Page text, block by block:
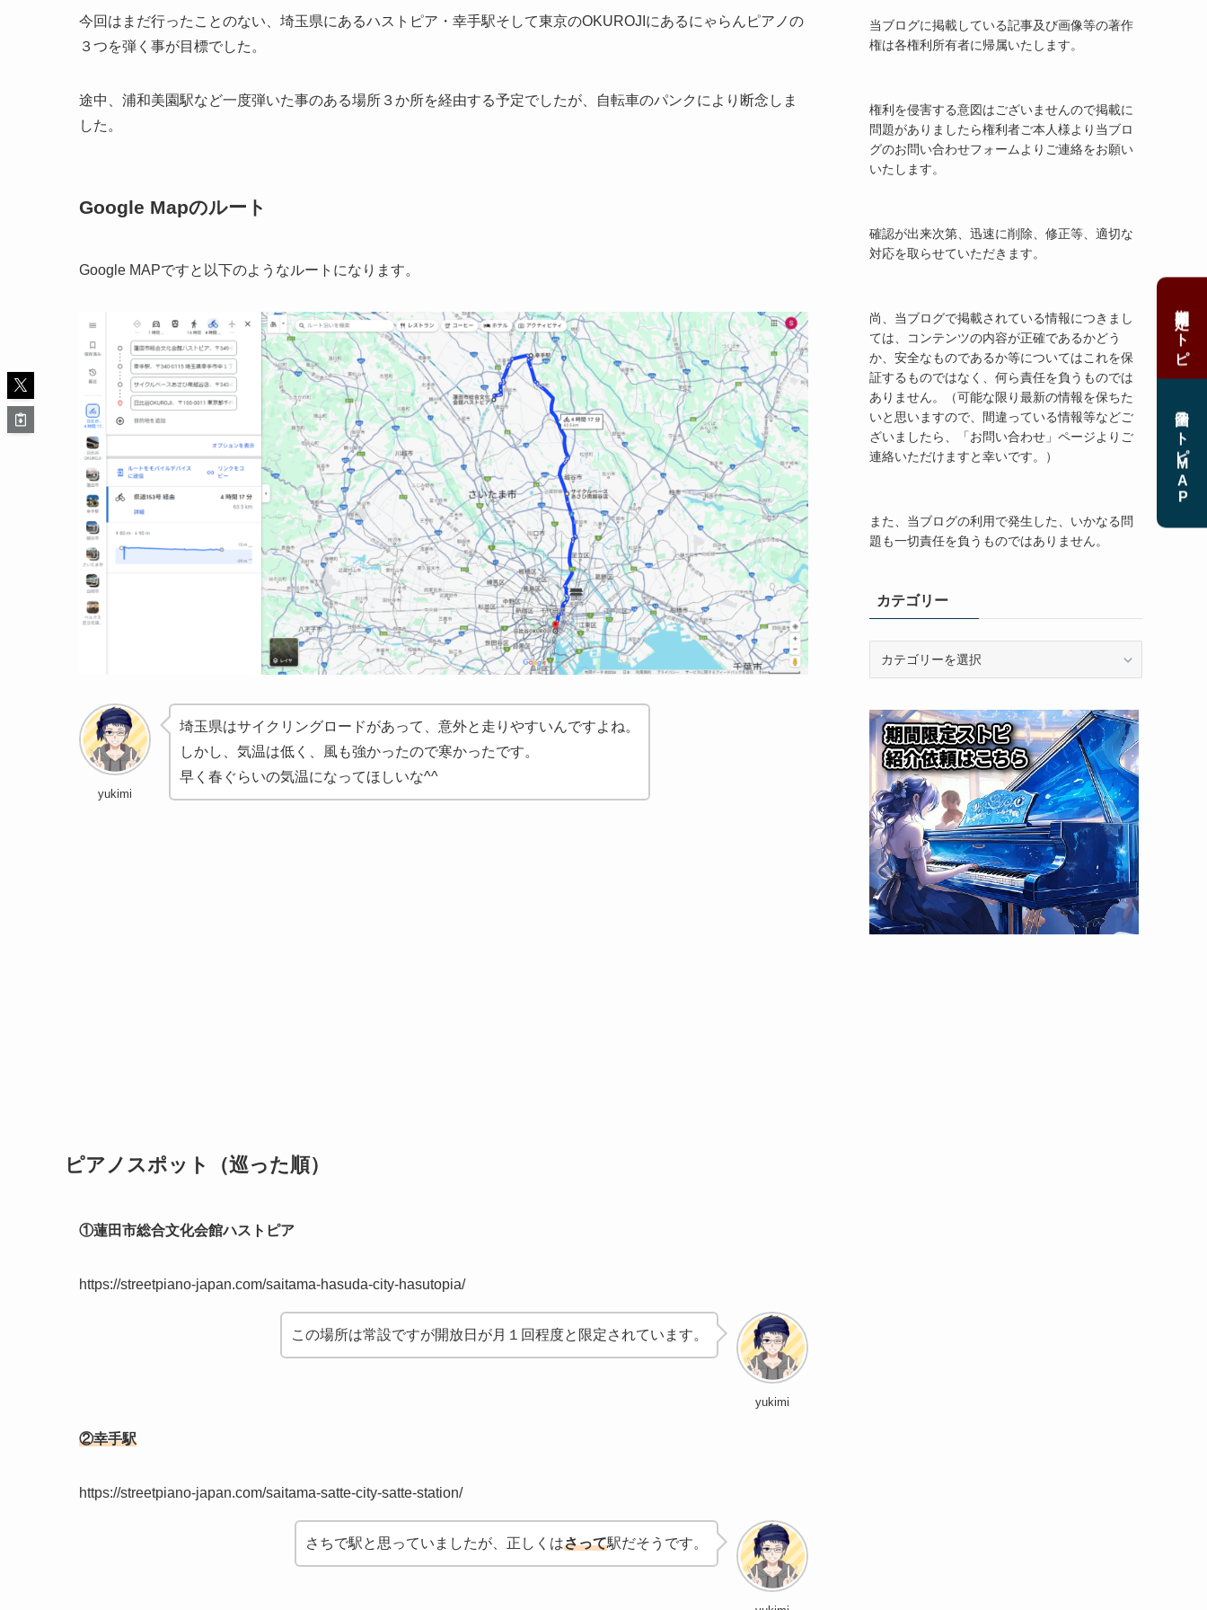
今回はまだ行ったことのない、埼玉県にあるハストピア・幸手駅そして東京のOKUROJIにあるにゃらんピアノの
３つを弾く事が目標でした。
途中、浦和美園駅など一度弾いた事のある場所３か所を経由する予定でしたが、自転車のパンクにより断念しま
した。
Google Mapのルート
Google MAPですと以下のようなルートになります。
yukimi
埼玉県はサイクリングロードがあって、意外と走りやすいんですよね。
しかし、気温は低く、風も強かったので寒かったです。
早く春ぐらいの気温になってほしいな^^
ピアノスポット（巡った順）
①蓮田市総合文化会館ハストピア
https://streetpiano-japan.com/saitama-hasuda-city-hasutopia/
yukimi
この場所は常設ですが開放日が月１回程度と限定されています。
②幸手駅
https://streetpiano-japan.com/saitama-satte-city-satte-station/
さちで駅と思っていましたが、正しくはさって駅だそうです。
当ブログに掲載している記事及び画像等の著作
権は各権利所有者に帰属いたします。
権利を侵害する意図はございませんので掲載に
問題がありましたら権利者ご本人様より当ブロ
グのお問い合わせフォームよりご連絡をお願い
いたします。
確認が出来次第、迅速に削除、修正等、適切な
対応を取らせていただきます。
尚、当ブログで掲載されている情報につきまし
ては、コンテンツの内容が正確であるかどう
か、安全なものであるか等についてはこれを保
証するものではなく、何ら責任を負うものでは
ありません。（可能な限り最新の情報を保ちた
いと思いますので、間違っている情報等などご
ざいましたら、「お問い合わせ」ページよりご
連絡いただけますと幸いです。）
また、当ブログの利用で発生した、いかなる問
題も一切責任を負うものではありません。
カテゴリー
リ
ー
期間限定ストピ
全国ストピMAP